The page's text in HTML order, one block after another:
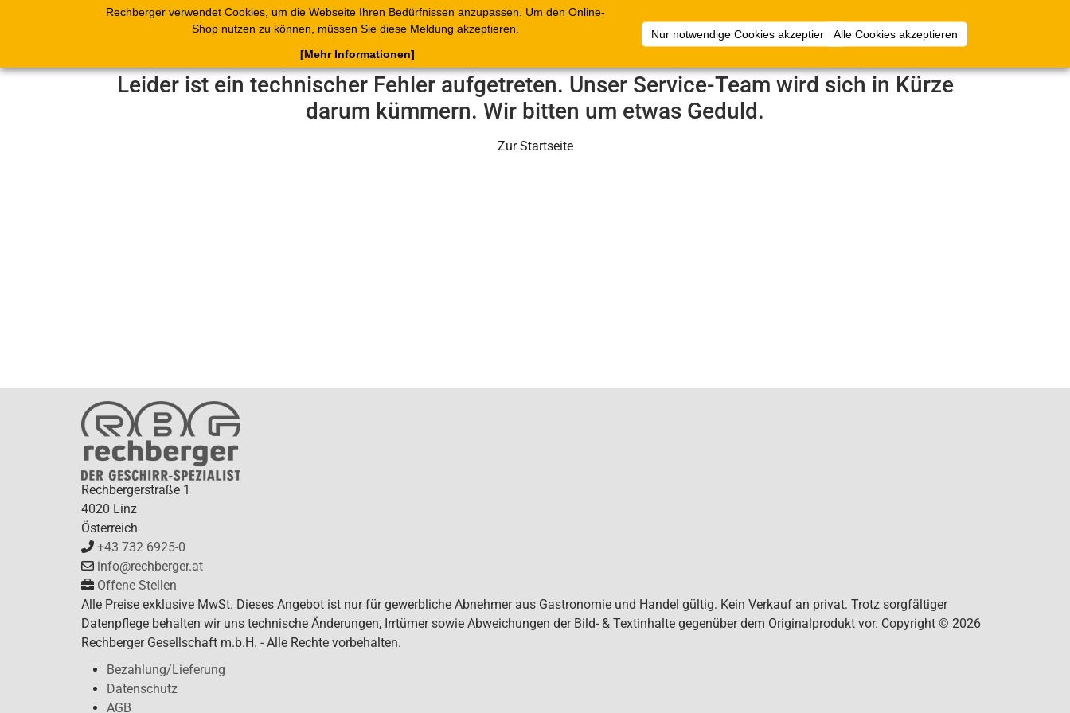
Rechberger verwendet Cookies, um die Webseite Ihren Bedürfnissen anzupassen. Um den Online-
Shop nutzen zu können, müssen Sie diese Meldung akzeptieren.
Nur notwendige Cookies akzeptierenAlle Cookies akzeptieren
[Mehr Informationen]
Shop Blätterkataloge Warenkorb Belege Artikelsammlungen Anmelden
Leider ist ein technischer Fehler aufgetreten. Unser Service-Team wird sich in Kürze
darum kümmern. Wir bitten um etwas Geduld.
Zur Startseite
Rechbergerstraße 1
4020 Linz
Österreich
+43 732 6925-0
info@rechberger.at
Offene Stellen
Alle Preise exklusive MwSt. Dieses Angebot ist nur für gewerbliche Abnehmer aus Gastronomie und Handel gültig. Kein Verkauf an privat. Trotz sorgfältiger
Datenpflege behalten wir uns technische Änderungen, Irrtümer sowie Abweichungen der Bild- & Textinhalte gegenüber dem Originalprodukt vor. Copyright © 2026
Rechberger Gesellschaft m.b.H. - Alle Rechte vorbehalten.
Bezahlung/Lieferung
Datenschutz
AGB